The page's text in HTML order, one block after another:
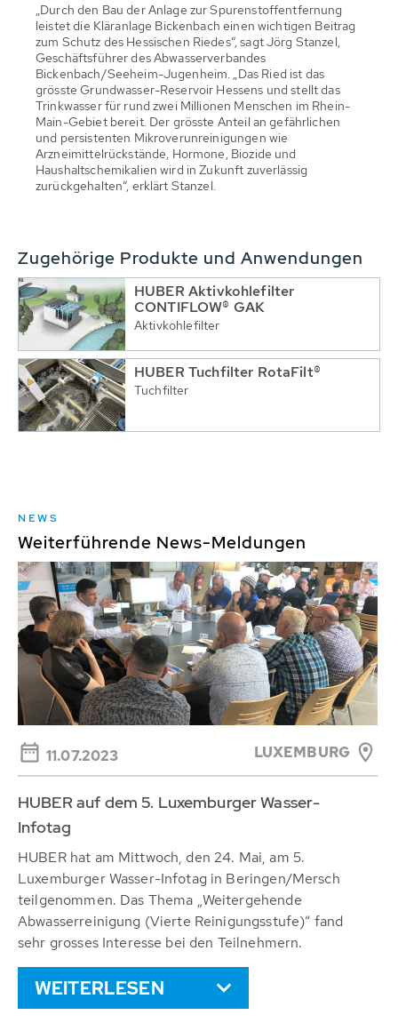
„Durch den Bau der Anlage zur Spurenstoffentfernung
leistet die Kläranlage Bickenbach einen wichtigen Beitrag
zum Schutz des Hessischen Riedes“, sagt Jörg Stanzel,
Geschäftsführer des Abwasserverbandes
Bickenbach/Seeheim-Jugenheim. „Das Ried ist das
grösste Grundwasser-Reservoir Hessens und stellt das
Trinkwasser für rund zwei Millionen Menschen im Rhein-
Main-Gebiet bereit. Der grösste Anteil an gefährlichen
und persistenten Mikroverunreinigungen wie
Arzneimittelrückstände, Hormone, Biozide und
Haushaltschemikalien wird in Zukunft zuverlässig
zurückgehalten“, erklärt Stanzel.
Zugehörige Produkte und Anwendungen
HUBER Aktivkohlefilter
CONTIFLOW® GAK
Aktivkohlefilter
HUBER Tuchfilter RotaFilt®
Tuchfilter
NEWS
Weiterführende News-Meldungen
11.07.2023 LUXEMBURG
HUBER auf dem 5. Luxemburger Wasser-
Infotag
HUBER hat am Mittwoch, den 24. Mai, am 5.
Luxemburger Wasser-Infotag in Beringen/Mersch
teilgenommen. Das Thema „Weitergehende
Abwasserreinigung (Vierte Reinigungsstufe)“ fand
sehr grosses Interesse bei den Teilnehmern.
WEITERLESEN